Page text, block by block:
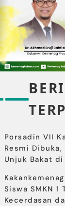
Porsadin VII
Resmi
Unjuk Bakat
Siswa SMKN
Kecerdasan